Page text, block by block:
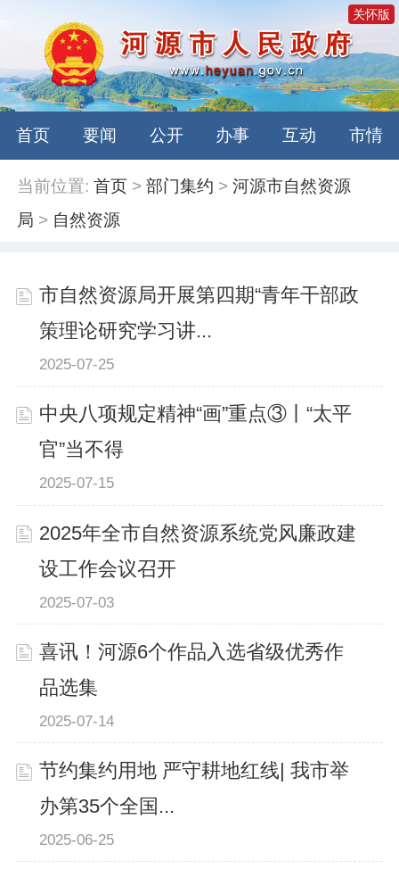
关怀版
首页 要闻 公开 办事 互动 市情
当前位置: 首页 >部门集约 >河源市自然资源
局 > 自然资源
市自然资源局开展第四期“青年干部政
策理论研究学习讲...
2025-07-25
中央八项规定精神“画”重点③丨“太平
官”当不得
2025-07-15
2025年全市自然资源系统党风廉政建
设工作会议召开
2025-07-03
喜讯！河源6个作品入选省级优秀作
品选集
2025-07-14
节约集约用地 严守耕地红线| 我市举
办第35个全国...
2025-06-25